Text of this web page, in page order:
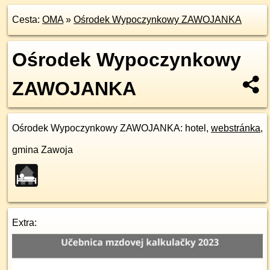
Cesta: OMA» Ośrodek Wypoczynkowy ZAWOJANKA
Ośrodek Wypoczynkowy
ZAWOJANKA
Ośrodek Wypoczynkowy ZAWOJANKA: hotel, webstránka,
gmina Zawoja
Extra: